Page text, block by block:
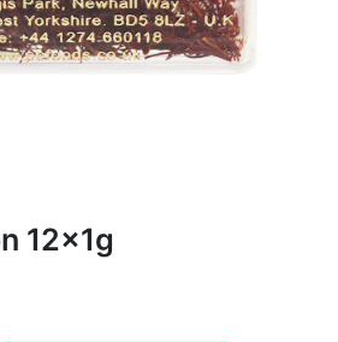
12x1g